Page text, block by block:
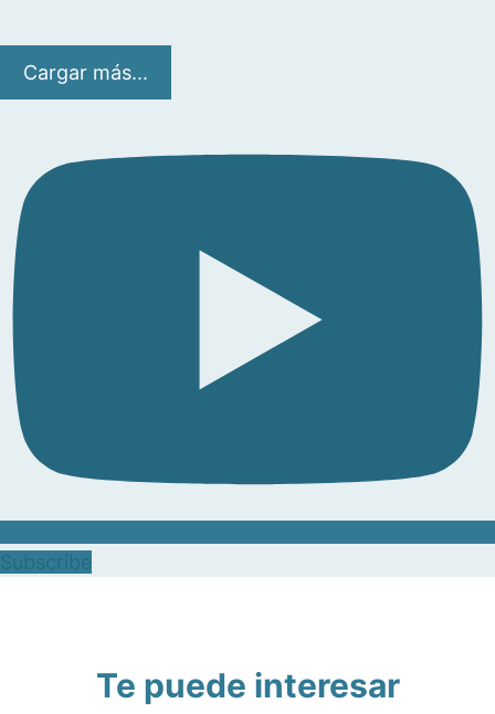
Cargar más...
Te puede interesar